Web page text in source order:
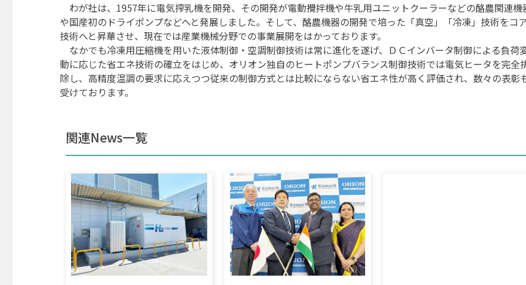
わが社は、1957年に電気搾乳機を開発、その開発が電動攪拌機や牛乳用ユニットクーラーなどの酪農関連機
や国産初のドライポンプなどへと発展しました。そして、酪農機器の開発で培った「真空」「冷凍」技術をコ
技術へと昇華させ、現在では産業機械分野での事業展開をはかっております。
なかでも冷凍用圧縮機を用いた液体制御・空調制御技術は常に進化を遂げ、ＤＣインバータ制御による負荷
動に応じた省エネ技術の確立をはじめ、オリオン独自のヒートポンプバランス制御技術では電気ヒータを完全
除し、高精度温調の要求に応えつつ従来の制御方式とは比較にならない省エネ性が高く評価され、数々の表彰
受けております。
関連News一覧